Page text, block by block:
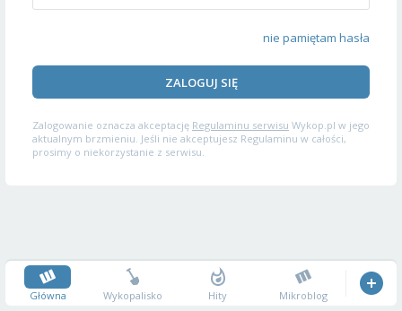
nie pamiętam hasła
ZALOGUJ SIĘ
Zalogowanie oznacza akceptację Regulaminu serwisu Wykop.pl w jego
aktualnym brzmieniu. Jeśli nie akceptujesz Regulaminu w całości,
prosimy o niekorzystanie z serwisu.
Główna Wykopalisko Hity Mikroblog